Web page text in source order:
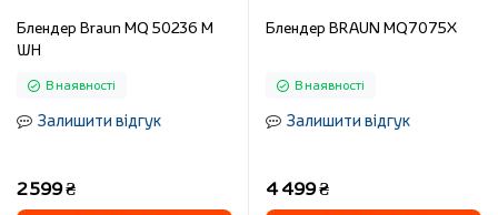
Блендер Braun MQ 50236 M
WH
В наявності
Залишити відгук
2 599 ₴
Блендер BRAUN MQ7075X
В наявності
Залишити відгук
4 499 ₴